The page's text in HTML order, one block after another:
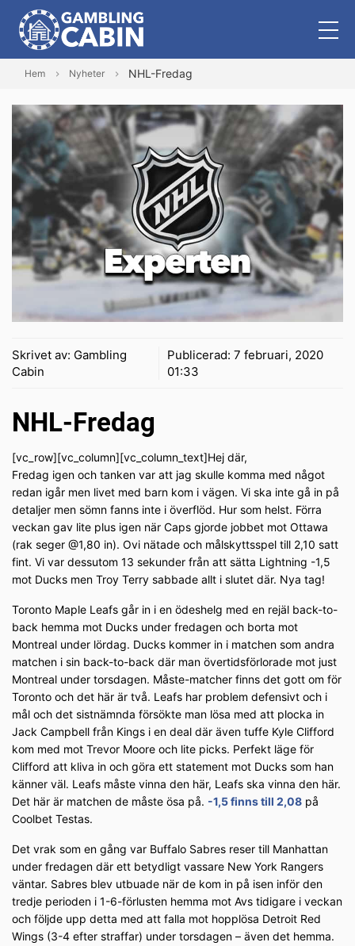
Hem Nyheter NHL-Fredag
Skrivet av: Gambling
Cabin
Publicerad:7 februari, 2020
01:33
NHL-Fredag
[vc_row][vc_column][vc_column_text]Hej där,
Fredag igen och tanken var att jag skulle komma med något
redan igår men livet med barn kom i vägen. Vi ska inte gå in på
detaljer men sömn fanns inte i överflöd. Hur som helst. Förra
veckan gav lite plus igen när Caps gjorde jobbet mot Ottawa
(rak seger @1,80 in). Ovi nätade och målskyttsspel till 2,10 satt
fint. Vi var dessutom 13 sekunder från att sätta Lightning -1,5
mot Ducks men Troy Terry sabbade allt i slutet där. Nya tag!
Toronto Maple Leafs går in i en ödeshelg med en rejäl back-to-
back hemma mot Ducks under fredagen och borta mot
Montreal under lördag. Ducks kommer in i matchen som andra
matchen i sin back-to-back där man övertidsförlorade mot just
Montreal under torsdagen. Måste-matcher finns det gott om för
Toronto och det här är två. Leafs har problem defensivt och i
mål och det sistnämnda försökte man lösa med att plocka in
Jack Campbell från Kings i en deal där även tuffe Kyle Clifford
kom med mot Trevor Moore och lite picks. Perfekt läge för
Clifford att kliva in och göra ett statement mot Ducks som han
känner väl. Leafs måste vinna den här, Leafs ska vinna den här.
Det här är matchen de måste ösa på. -1,5 finns till 2,08 på
Coolbet Testas.
Det vrak som en gång var Buffalo Sabres reser till Manhattan
under fredagen där ett betydligt vassare New York Rangers
väntar. Sabres blev utbuade när de kom in på isen inför den
tredje perioden i 1-6-förlusten hemma mot Avs tidigare i veckan
och följde upp detta med att falla mot hopplösa Detroit Red
Wings (3-4 efter straffar) under torsdagen – även det hemma.